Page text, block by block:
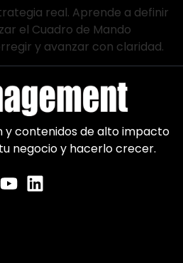
real. Aprende a definir
el Cuadro de Mando
y avanzar con claridad.
y contenidos de alto impacto
negocio y hacerlo crecer.